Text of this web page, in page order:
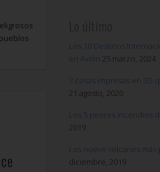
Los 10 Destinos
en Avión 25 marzo, 2024
7 cosas impresas en 3D
21 agosto, 2020
Los 5 peores incendios
2019
Los nueve volcanes
diciembre, 2019